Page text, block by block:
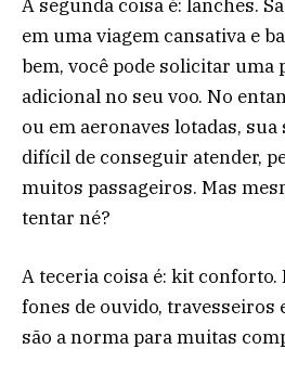
A segunda coisa é: lanches.
em uma viagem cansativa e
bem, você pode solicitar uma
adicional no seu voo. No
ou em aeronaves lotadas,
difícil de conseguir atender,
muitos passageiros. Mas
tentar né?
A teceria coisa é: kit conforto.
fones de ouvido, travesseiros
são a norma para muitas